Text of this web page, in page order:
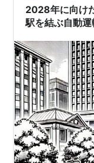
2028年に向け
駅を結ぶ自動